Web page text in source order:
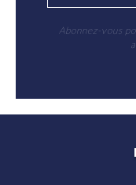
Abonnez-vous